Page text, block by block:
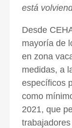
está
Desde
mayoría de
en zona
medidas, a
específicos
como
2021, que